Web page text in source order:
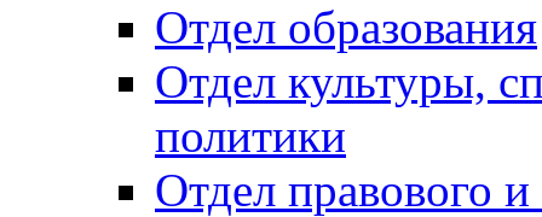
Отдел образования
Отдел культуры,
политики
Отдел правового